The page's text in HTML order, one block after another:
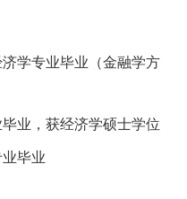
学专业毕业（金融学方
业，获经济学硕士学位
毕业